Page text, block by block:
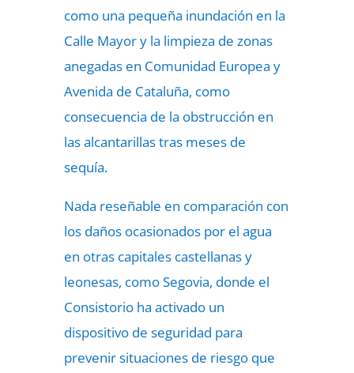
como una pequeña inundación en la
Calle Mayor y la limpieza de zonas
anegadas en Comunidad Europea y
Avenida de Cataluña, como
consecuencia de la obstrucción en
las alcantarillas tras meses de
sequía.
Nada reseñable en comparación con
los daños ocasionados por el agua
en otras capitales castellanas y
leonesas, como Segovia, donde el
Consistorio ha activado un
dispositivo de seguridad para
prevenir situaciones de riesgo que